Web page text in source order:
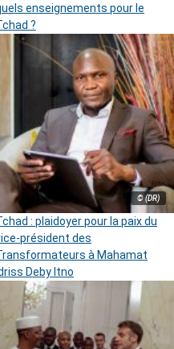
enseignements pour le
?
© (DR)
: plaidoyer pour la paix du
président des
à Mahamat
Deby Itno